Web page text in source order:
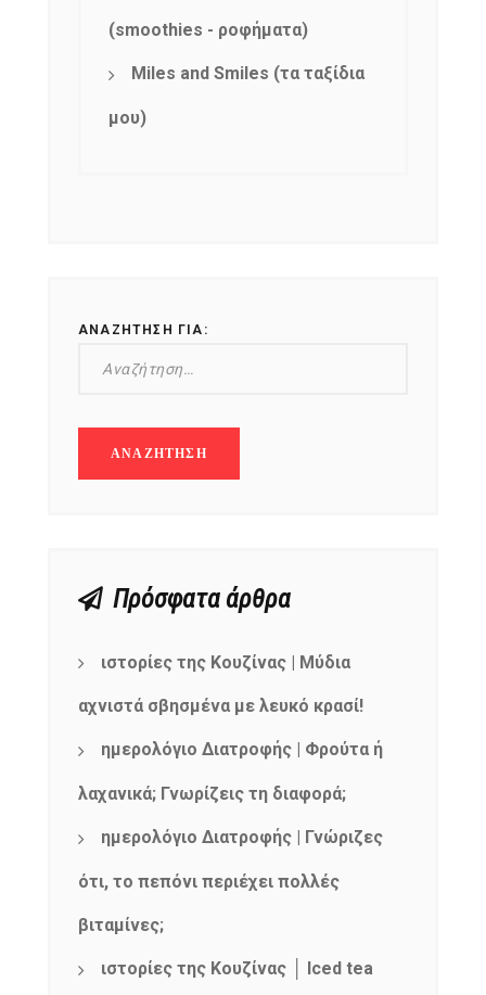
(smoothies - ροφήματα)
Miles and Smiles (τα ταξίδια
μου)
ΑΝΑΖΉΤΗΣΗ ΓΙΑ:
Πρόσφατα άρθρα
ιστορίες της Κουζίνας | Μύδια
αχνιστά σβησμένα με λευκό κρασί!
ημερολόγιο Διατροφής | Φρούτα ή
λαχανικά; Γνωρίζεις τη διαφορά;
ημερολόγιο Διατροφής | Γνώριζες
ότι, το πεπόνι περιέχει πολλές
βιταμίνες;
ιστορίες της Κουζίνας │ Iced tea